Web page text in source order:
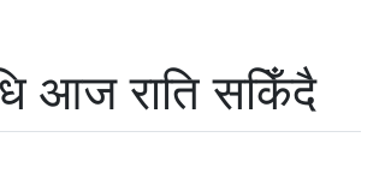
आज राति सकिँदै